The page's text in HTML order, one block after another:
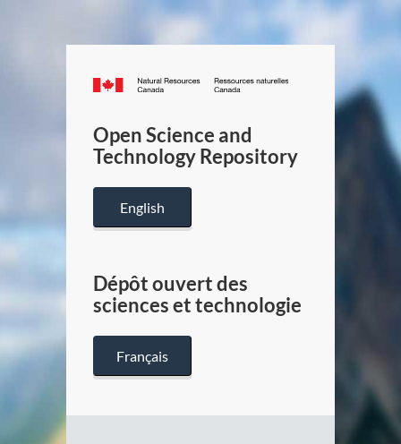
Canada.ca
/
Canada
Open Science and
Technology Repository
English
Dépôt ouvert des
sciences et technologie
Français